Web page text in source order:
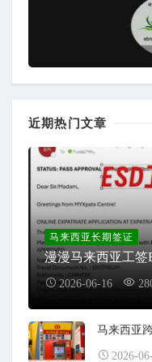
近期热门文章
马来西亚长期签证
漫漫马来西亚工签
2026-06-16
马来西亚
2026-